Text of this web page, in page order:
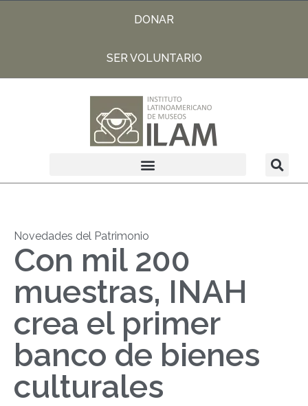
DONAR
SER VOLUNTARIO
Novedades del Patrimonio
Con mil 200
muestras, INAH
crea el primer
banco de bienes
culturales